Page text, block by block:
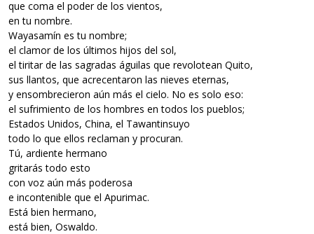
que coma el poder de los vientos,
en tu nombre.
Wayasamín es tu nombre;
el clamor de los últimos hijos del sol,
el tiritar de las sagradas águilas que revolotean Quito,
sus llantos, que acrecentaron las nieves eternas,
y ensombrecieron aún más el cielo. No es solo eso:
el sufrimiento de los hombres en todos los pueblos;
Estados Unidos, China, el Tawantinsuyo
todo lo que ellos reclaman y procuran.
Tú, ardiente hermano
gritarás todo esto
con voz aún más poderosa
e incontenible que el Apurimac.
Está bien hermano,
está bien, Oswaldo.